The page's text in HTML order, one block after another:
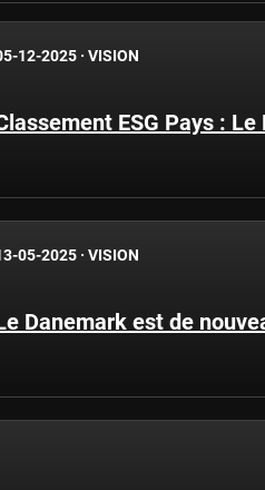
12-2025 · VISION
ESG Pays :
05-2025 · VISION
Danemark est de